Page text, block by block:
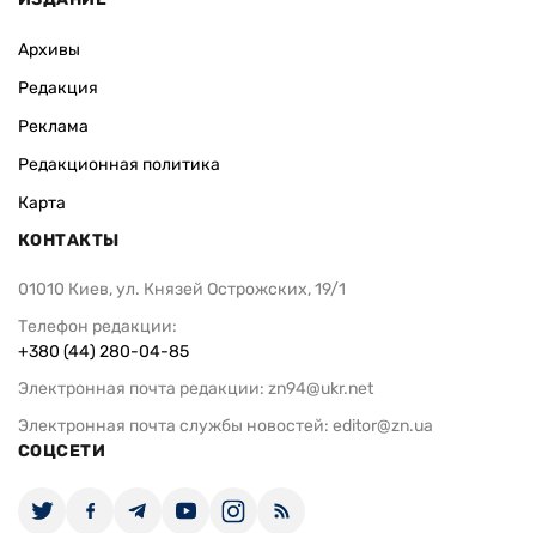
Архивы
Редакция
Реклама
Редакционная политика
Карта
КОНТАКТЫ
01010 Киев, ул. Князей Острожских, 19/1
Телефон редакции:
+380 (44) 280-04-85
Электронная почта редакции: zn94@ukr.net
Электронная почта службы новостей: editor@zn.ua
СОЦСЕТИ